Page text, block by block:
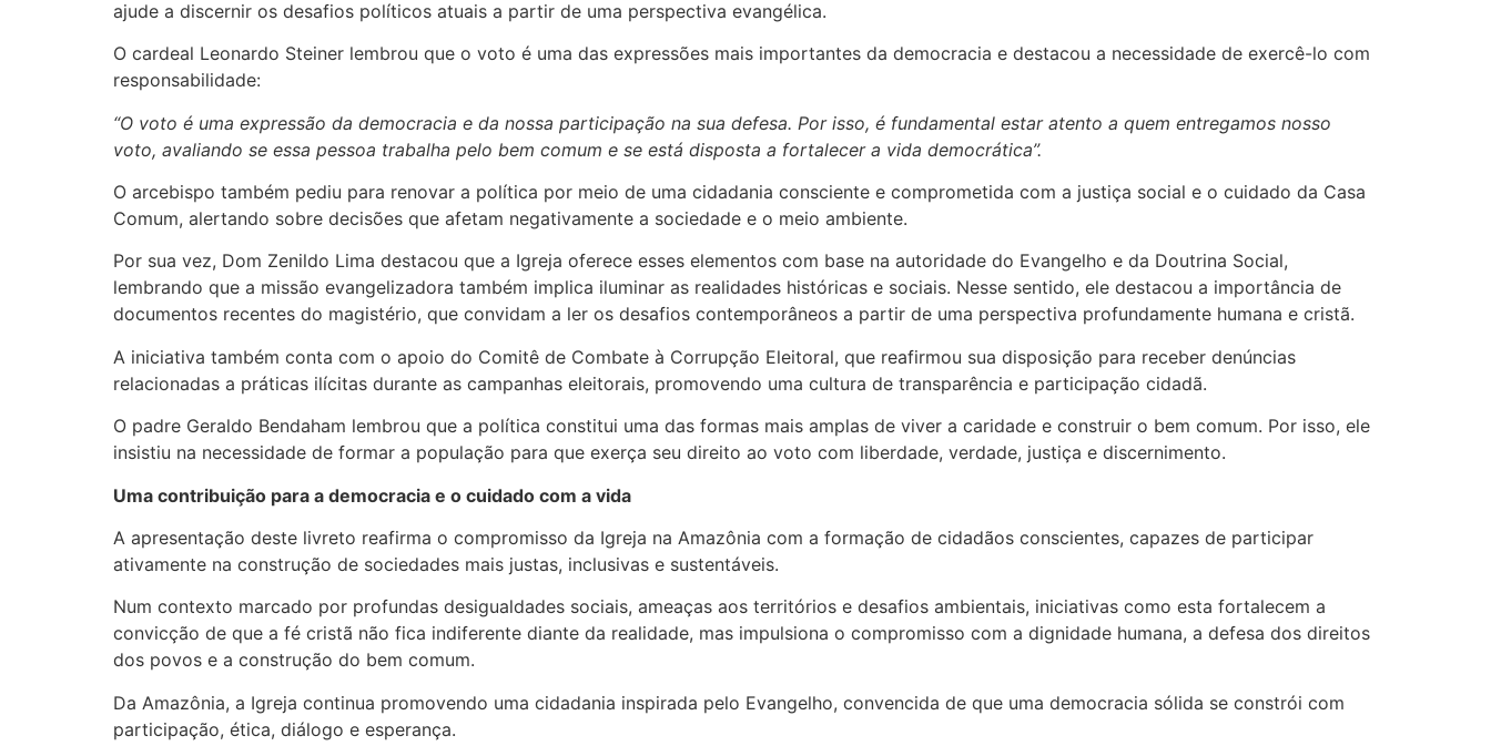
ajude a discernir os desafios políticos atuais a partir de uma perspectiva evangélica.
O cardeal Leonardo Steiner lembrou que o voto é uma das expressões mais importantes da democracia e destacou a necessidade de exercê-lo com
responsabilidade:
“O voto é uma expressão da democracia e da nossa participação na sua defesa. Por isso, é fundamental estar atento a quem entregamos nosso
voto, avaliando se essa pessoa trabalha pelo bem comum e se está disposta a fortalecer a vida democrática”.
O arcebispo também pediu para renovar a política por meio de uma cidadania consciente e comprometida com a justiça social e o cuidado da Casa
Comum, alertando sobre decisões que afetam negativamente a sociedade e o meio ambiente.
Por sua vez, Dom Zenildo Lima destacou que a Igreja oferece esses elementos com base na autoridade do Evangelho e da Doutrina Social,
lembrando que a missão evangelizadora também implica iluminar as realidades históricas e sociais. Nesse sentido, ele destacou a importância de
documentos recentes do magistério, que convidam a ler os desafios contemporâneos a partir de uma perspectiva profundamente humana e cristã.
A iniciativa também conta com o apoio do Comitê de Combate à Corrupção Eleitoral, que reafirmou sua disposição para receber denúncias
relacionadas a práticas ilícitas durante as campanhas eleitorais, promovendo uma cultura de transparência e participação cidadã.
O padre Geraldo Bendaham lembrou que a política constitui uma das formas mais amplas de viver a caridade e construir o bem comum. Por isso, ele
insistiu na necessidade de formar a população para que exerça seu direito ao voto com liberdade, verdade, justiça e discernimento.
Uma contribuição para a democracia e o cuidado com a vida
A apresentação deste livreto reafirma o compromisso da Igreja na Amazônia com a formação de cidadãos conscientes, capazes de participar
ativamente na construção de sociedades mais justas, inclusivas e sustentáveis.
Num contexto marcado por profundas desigualdades sociais, ameaças aos territórios e desafios ambientais, iniciativas como esta fortalecem a
convicção de que a fé cristã não fica indiferente diante da realidade, mas impulsiona o compromisso com a dignidade humana, a defesa dos direitos
dos povos e a construção do bem comum.
Da Amazônia, a Igreja continua promovendo uma cidadania inspirada pelo Evangelho, convencida de que uma democracia sólida se constrói com
participação, ética, diálogo e esperança.